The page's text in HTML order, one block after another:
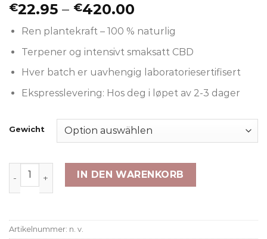
€22.95 – €420.00
€22.95
bis
€420.00
Ren plantekraft – 100 % naturlig
Terpener og intensivt smaksatt CBD
Hver batch er uavhengig laboratoriesertifisert
Ekspresslevering: Hos deg i løpet av 2-3 dager
Gewicht
Cali Orange X MengeIN DEN WARENKORB
Artikelnummer: n. v.